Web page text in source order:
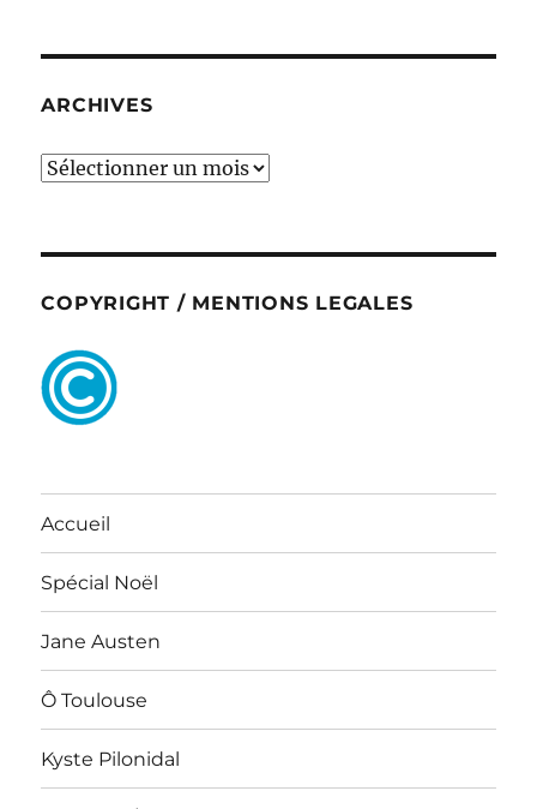
ARCHIVES
ARCHIVES
COPYRIGHT / MENTIONS LEGALES
Accueil
Spécial Noël
Jane Austen
Ô Toulouse
Kyste Pilonidal